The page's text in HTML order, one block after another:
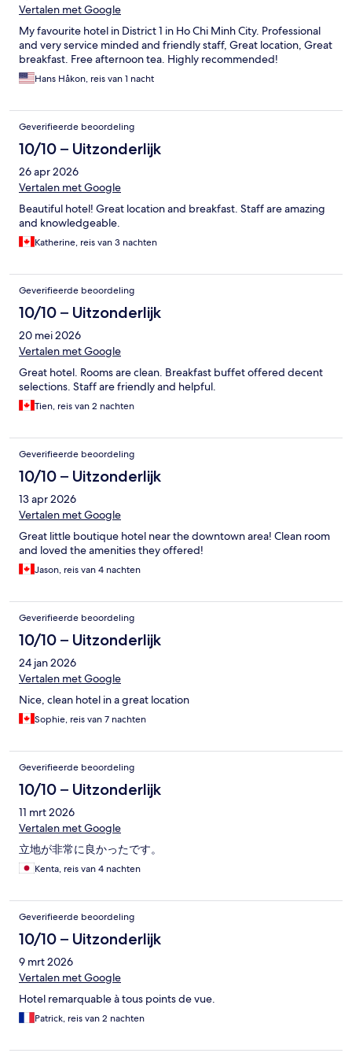
Vertalen met Google
My favourite hotel in District 1 in Ho Chi Minh City. Professional
and very service minded and friendly staff, Great location, Great
breakfast. Free afternoon tea. Highly recommended!
Hans Håkon, reis van 1 nacht
Geverifieerde beoordeling
10/10 – Uitzonderlijk
26 apr 2026
Vertalen met Google
Beautiful hotel! Great location and breakfast. Staff are amazing
and knowledgeable.
Katherine, reis van 3 nachten
Geverifieerde beoordeling
10/10 – Uitzonderlijk
20 mei 2026
Vertalen met Google
Great hotel. Rooms are clean. Breakfast buffet offered decent
selections. Staff are friendly and helpful.
Tien, reis van 2 nachten
Geverifieerde beoordeling
10/10 – Uitzonderlijk
13 apr 2026
Vertalen met Google
Great little boutique hotel near the downtown area! Clean room
and loved the amenities they offered!
Jason, reis van 4 nachten
Geverifieerde beoordeling
10/10 – Uitzonderlijk
24 jan 2026
Vertalen met Google
Nice, clean hotel in a great location
Sophie, reis van 7 nachten
Geverifieerde beoordeling
10/10 – Uitzonderlijk
11 mrt 2026
Vertalen met Google
立地が非常に良かったです。
Kenta, reis van 4 nachten
Geverifieerde beoordeling
10/10 – Uitzonderlijk
9 mrt 2026
Vertalen met Google
Hotel remarquable à tous points de vue.
Patrick, reis van 2 nachten